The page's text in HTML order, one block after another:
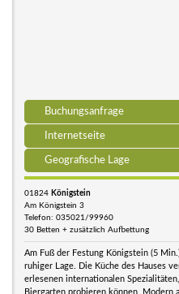
Buchungsanfrage
Internetseite
Geografische Lage
01824 Königstein
Am Königstein 3
Telefon: 035021/99960
30 Betten + zusätzlich Aufbettung
Am Fuß der Festung Königstein (5
ruhiger Lage. Die Küche des Hauses
erlesenen internationalen
Biergarten probieren können. Modern